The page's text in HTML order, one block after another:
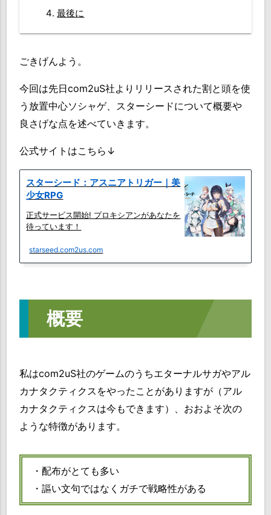
最後に
ごきげんよう。
今回は先日com2uS社よりリリースされた割と頭を使
う放置中心ソシャゲ、スターシードについて概要や
良さげな点を述べていきます。
公式サイトはこちら↓
スターシード：アスニアトリガー｜美
少女RPG
正式サービス開始! プロキシアンがあなたを
待っています！
starseed.com2us.com
概要
私はcom2uS社のゲームのうちエターナルサガやアル
カナタクティクスをやったことがありますが（アル
カナタクティクスは今もできます）、おおよそ次の
ような特徴があります。
・配布がとても多い
・謳い文句ではなくガチで戦略性がある